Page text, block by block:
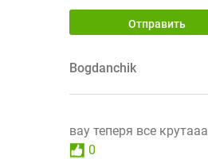
Отправить
Bogdanchik
вау теперя все крутааа
0